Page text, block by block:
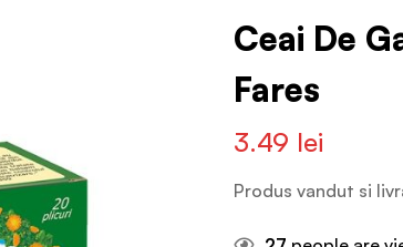
Ceai De
Fares
3.49 lei
Produs vandut si